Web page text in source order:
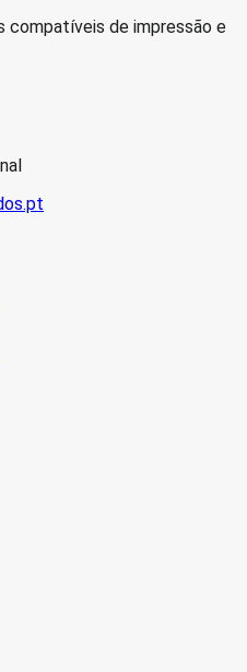
compatíveis de impressão e